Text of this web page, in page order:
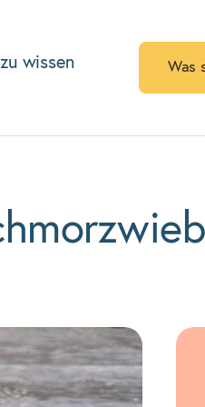
wissen Was